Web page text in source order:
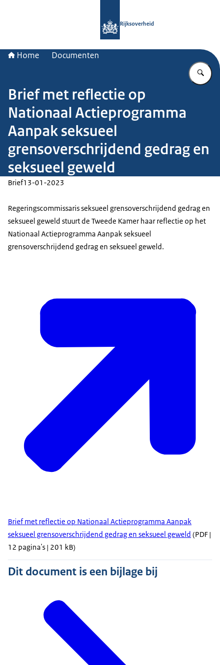
Rijksoverheid
Home Documenten
Brief met reflectie op
Nationaal Actieprogramma
Aanpak seksueel
grensoverschrijdend gedrag en
seksueel geweld
Brief13-01-2023
Regeringscommissaris seksueel grensoverschrijdend gedrag en
seksueel geweld stuurt de Tweede Kamer haar reflectie op het
Nationaal Actieprogramma Aanpak seksueel
grensoverschrijdend gedrag en seksueel geweld.
Brief met reflectie op Nationaal Actieprogramma Aanpak
seksueel grensoverschrijdend gedrag en seksueel geweld (PDF |
12 pagina's | 201 kB)
Dit document is een bijlage bij